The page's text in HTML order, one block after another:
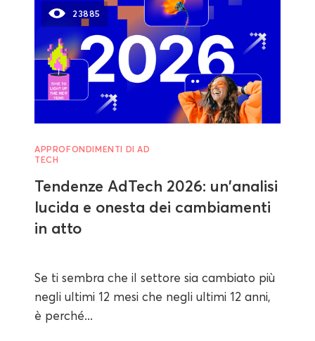
23885
APPROFONDIMENTI DI AD
TECH
Tendenze AdTech 2026: un'analisi
lucida e onesta dei cambiamenti
in atto
Se ti sembra che il settore sia cambiato più
negli ultimi 12 mesi che negli ultimi 12 anni,
è perché...